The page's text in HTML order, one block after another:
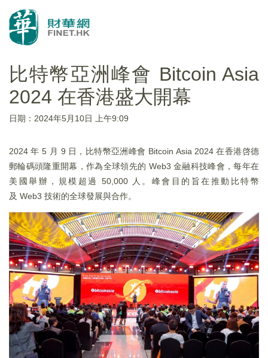
比特幣亞洲峰會 Bitcoin Asia
2024 在香港盛大開幕
日期：2024年5月10日 上午9:09
2024 年 5 月 9 日，比特幣亞洲峰會 Bitcoin Asia 2024 在香港啓德
郵輪碼頭隆重開幕，作為全球領先的 Web3 金融科技峰會，每年在
美國舉辦，規模超過 50,000 人。峰會目的旨在推動比特幣
及 Web3 技術的全球發展與合作。